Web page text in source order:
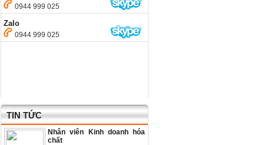
0944 999 025
Zalo
0944 999 025
TIN TỨC
Nhân viên Kinh doanh hóa
chất